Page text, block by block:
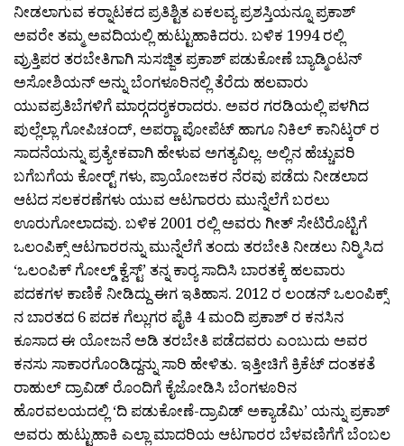
ನೀಡಲಾಗುವ ಕರ‍್ನಾಟಕದ ಪ್ರತಿಶ್ಟಿತ ಏಕಲವ್ಯ ಪ್ರಶಸ್ತಿಯನ್ನೂ ಪ್ರಕಾಶ್
ಅವರೇ ತಮ್ಮ ಅವದಿಯಲ್ಲಿ ಹುಟ್ಟುಹಾಕಿದರು. ಬಳಿಕ 1994 ರಲ್ಲಿ
ವ್ರುತ್ತಿಪರ ತರಬೇತಿಗಾಗಿ ಸುಸಜ್ಜಿತ ಪ್ರಕಾಶ್ ಪಡುಕೋಣೆ ಬ್ಯಾಡ್ಮಿಂಟನ್
ಅಸೋಶಿಯನ್ ಅನ್ನು ಬೆಂಗಳೂರಿನಲ್ಲಿ ತೆರೆದು ಹಲವಾರು
ಯುವಪ್ರತಿಬೆಗಳಿಗೆ ಮಾರ‍್ಗದರ‍್ಶಕರಾದರು. ಅವರ ಗರಡಿಯಲ್ಲಿ ಪಳಗಿದ
ಪುಲ್ಲೆಲ್ಲಾ ಗೋಪಿಚಂದ್, ಅಪರ‍್ಣಾ ಪೋಪೆಟ್ ಹಾಗೂ ನಿಕಿಲ್ ಕಾನಿಟ್ಕರ್ ರ
ಸಾದನೆಯನ್ನು ಪ್ರತ್ಯೇಕವಾಗಿ ಹೇಳುವ ಅಗತ್ಯವಿಲ್ಲ. ಅಲ್ಲಿನ ಹೆಚ್ಚುವರಿ
ಬಗೆಬಗೆಯ ಕೋರ‍್ಟ್ ಗಳು, ಪ್ರಾಯೋಜಕರ ನೆರವು ಪಡೆದು ನೀಡಲಾದ
ಆಟದ ಸಲಕರಣೆಗಳು ಯುವ ಆಟಗಾರರು ಮುನ್ನೆಲೆಗೆ ಬರಲು
ಊರುಗೋಲಾದವು. ಬಳಿಕ 2001 ರಲ್ಲಿ ಅವರು ಗೀತ್ ಸೇಟಿರೊಟ್ಟಿಗೆ
ಒಲಂಪಿಕ್ಸ್ ಆಟಗಾರರನ್ನು ಮುನ್ನೆಲೆಗೆ ತಂದು ತರಬೇತಿ ನೀಡಲು ನಿರ‍್ಮಿಸಿದ
‘ಒಲಂಪಿಕ್ ಗೋಲ್ಡ್ ಕ್ವೆಸ್ಟ್’ ತನ್ನ ಕಾರ‍್ಯ ಸಾದಿಸಿ ಬಾರತಕ್ಕೆ ಹಲವಾರು
ಪದಕಗಳ ಕಾಣಿಕೆ ನೀಡಿದ್ದು ಈಗ ಇತಿಹಾಸ. 2012 ರ ಲಂಡನ್ ಒಲಂಪಿಕ್ಸ್
ನ ಬಾರತದ 6 ಪದಕ ಗೆಲ್ಲುಗರ ಪೈಕಿ 4 ಮಂದಿ ಪ್ರಕಾಶ್ ರ ಕನಸಿನ
ಕೂಸಾದ ಈ ಯೋಜನೆ ಅಡಿ ತರಬೇತಿ ಪಡೆದವರು ಎಂಬುದು ಅವರ
ಕನಸು ಸಾಕಾರಗೊಂಡಿದ್ದನ್ನು ಸಾರಿ ಹೇಳಿತು. ಇತ್ತೀಚಿಗೆ ಕ್ರಿಕೆಟ್ ದಂತಕತೆ
ರಾಹುಲ್ ದ್ರಾವಿಡ್ ರೊಂದಿಗೆ ಕೈಜೋಡಿಸಿ ಬೆಂಗಳೂರಿನ
ಹೊರವಲಯದಲ್ಲಿ ‘ದಿ ಪಡುಕೋಣೆ-ದ್ರಾವಿಡ್ ಅಕ್ಯಾಡೆಮಿ’ ಯನ್ನು ಪ್ರಕಾಶ್
ಅವರು ಹುಟ್ಟುಹಾಕಿ ಎಲ್ಲಾ ಮಾದರಿಯ ಆಟಗಾರರ ಬೆಳವಣಿಗೆಗೆ ಬೆಂಬಲ